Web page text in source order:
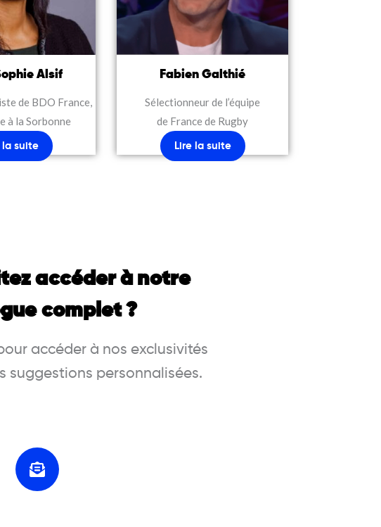
Alsif
de BDO France,
à la Sorbonne
la suite
Fabien Galthié
Sélectionneur de l’équipe
de France de Rugby
Lire la suite
accéder à notre
complet ?
accéder à nos exclusivités
suggestions personnalisées.